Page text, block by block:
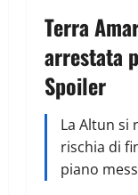
Terra
arrestata
Spoiler
La Altun si
rischia di
piano